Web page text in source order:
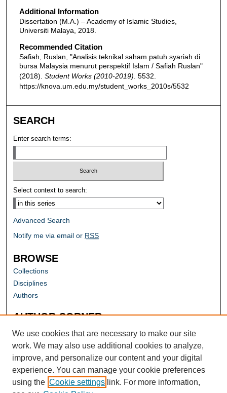
Additional Information
Dissertation (M.A.) – Academy of Islamic Studies,
Universiti Malaya, 2018.
Recommended Citation
Safiah, Ruslan, "Analisis teknikal saham patuh syariah di
bursa Malaysia menurut perspektif Islam / Safiah Ruslan"
(2018). Student Works (2010-2019) . 5532.
https://knova.um.edu.my/student_works_2010s/5532
SEARCH
Enter search terms:
Select context to search:
Advanced Search
Notify me via email or RSS
BROWSE
Collections
Disciplines
Authors
AUTHOR CORNER
Author FAQ
We use cookies that are necessary to make our site
work. We may also use additional cookies to analyze,
improve, and personalize our content and your digital
experience. You can manage your cookie preferences
using the Cookie settings link. For more information,